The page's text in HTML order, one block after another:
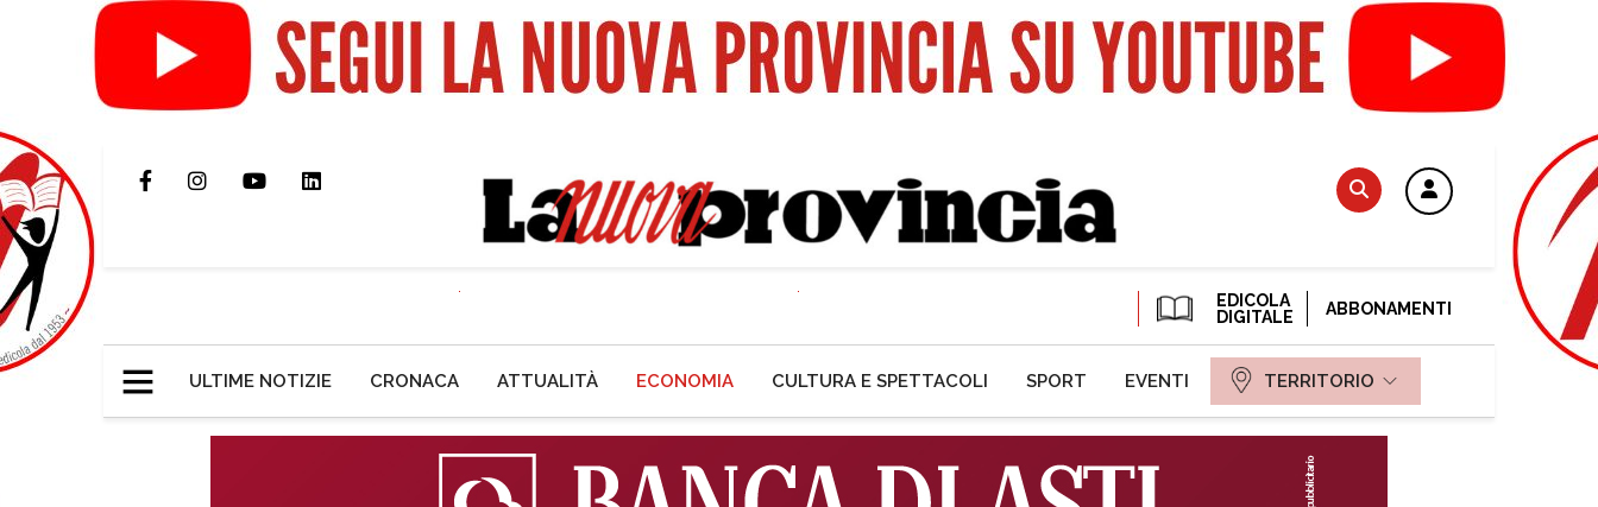
EDICOLA
DIGITALE
ABBONAMENTI
ULTIME NOTIZIE CRONACA ATTUALITÀ ECONOMIA CULTURA E SPETTACOLI SPORT EVENTI TERRITORIO